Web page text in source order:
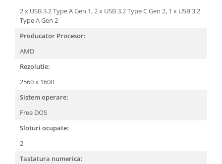
2 x USB 3.2 Type A Gen 1,2 x USB 3.2 Type C Gen 2, 1 x USB 3.2
Type A Gen 2
Producator Procesor:
AMD
Rezolutie:
2560 x 1600
Sistem operare:
Free DOS
Sloturi ocupate:
2
Tastatura numerica: